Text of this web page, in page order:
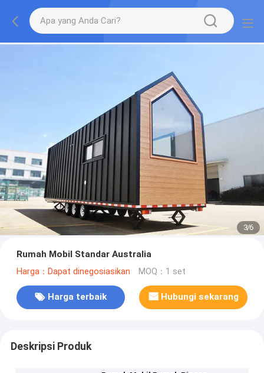
3/6
Rumah Mobil Standar Australia
Harga：Dapat dinegosiasikan MOQ：1 set
Harga terbaik Hubungi sekarang
Deskripsi Produk